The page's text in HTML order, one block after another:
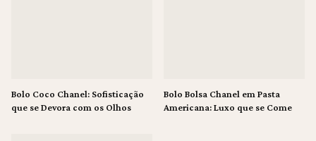
Bolo Coco Chanel: Sofisticação
que se Devora com os Olhos
Bolo Bolsa Chanel em Pasta
Americana: Luxo que se Come